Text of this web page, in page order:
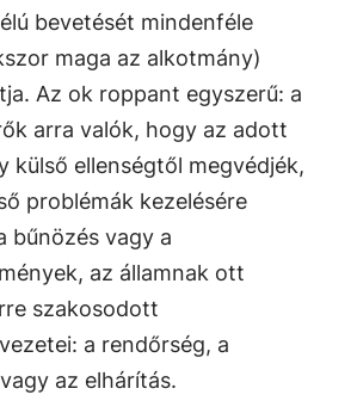
bevetését mindenféle
maga az alkotmány)
Az ok roppant egyszerű: a
arra valók, hogy az adott
külső ellenségtől megvédjék,
problémák kezelésére
bűnözés vagy a
az államnak ott
szakosodott
a rendőrség, a
az elhárítás.